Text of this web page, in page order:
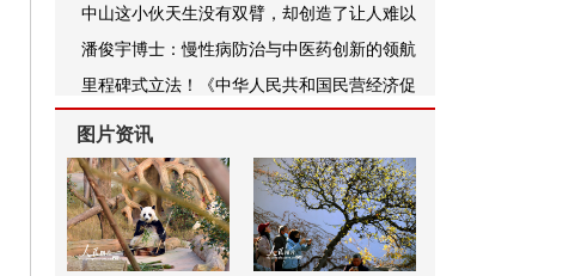
中山这小伙天生没有双臂，却创造了让人难以
潘俊宇博士：慢性病防治与中医药创新的领航
里程碑式立法！《中华人民共和国民营经济促
图片资讯